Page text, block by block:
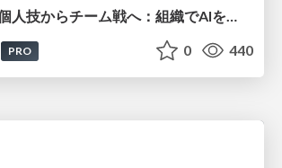
AI駆動開発は個人技からチーム戦へ：組織でAIを使いこなすための実践設計
PRO 0 440